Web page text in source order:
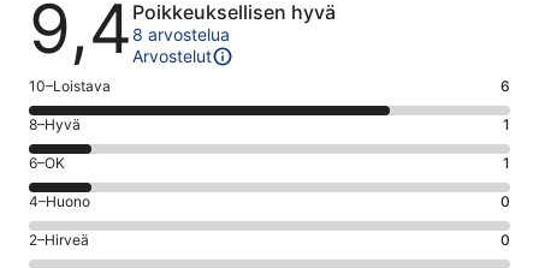
9,4 Poikkeuksellisen hyvä
8 arvostelua
Arvostelut
Arvosana
10
-
Loistava.
6
kautta
8
arvostelua
10–Loistava 6
Arvosana
8
-
Hyvä.
1
kautta
8–Hyvä 1
Arvosana
6
-
OK.
1
6–OK 1
Arvosana
4
-
4–Huono 0
Arvosana
2–Hirveä 0